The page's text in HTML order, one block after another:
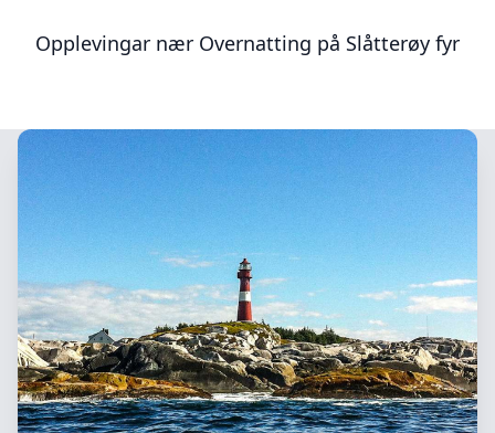
Opplevingar nær Overnatting på Slåtterøy fyr